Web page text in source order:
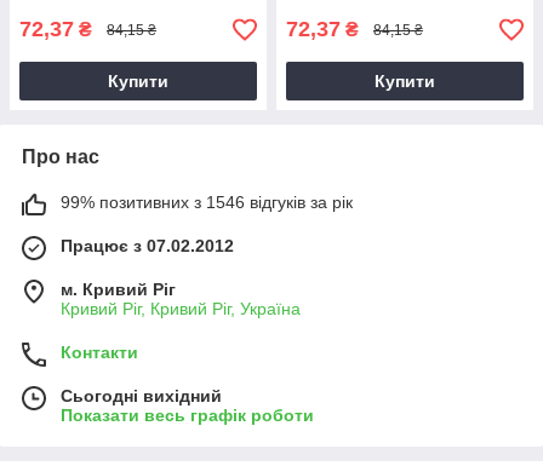
72,37 ₴ 84,15 ₴
Купити
72,37 ₴ 84,15 ₴
Купити
Про нас
99% позитивних з 1546 відгуків за рік
Працює з 07.02.2012
м. Кривий Ріг
Кривий Ріг, Кривий Ріг, Україна
Контакти
Сьогодні вихідний
Показати весь графік роботи